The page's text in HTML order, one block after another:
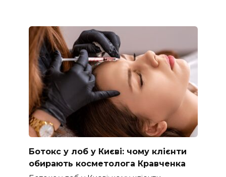
Ботокс у лоб у Києві: чому клієнти
обирають косметолога Кравченка